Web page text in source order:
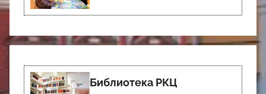
Библиотека РКЦ